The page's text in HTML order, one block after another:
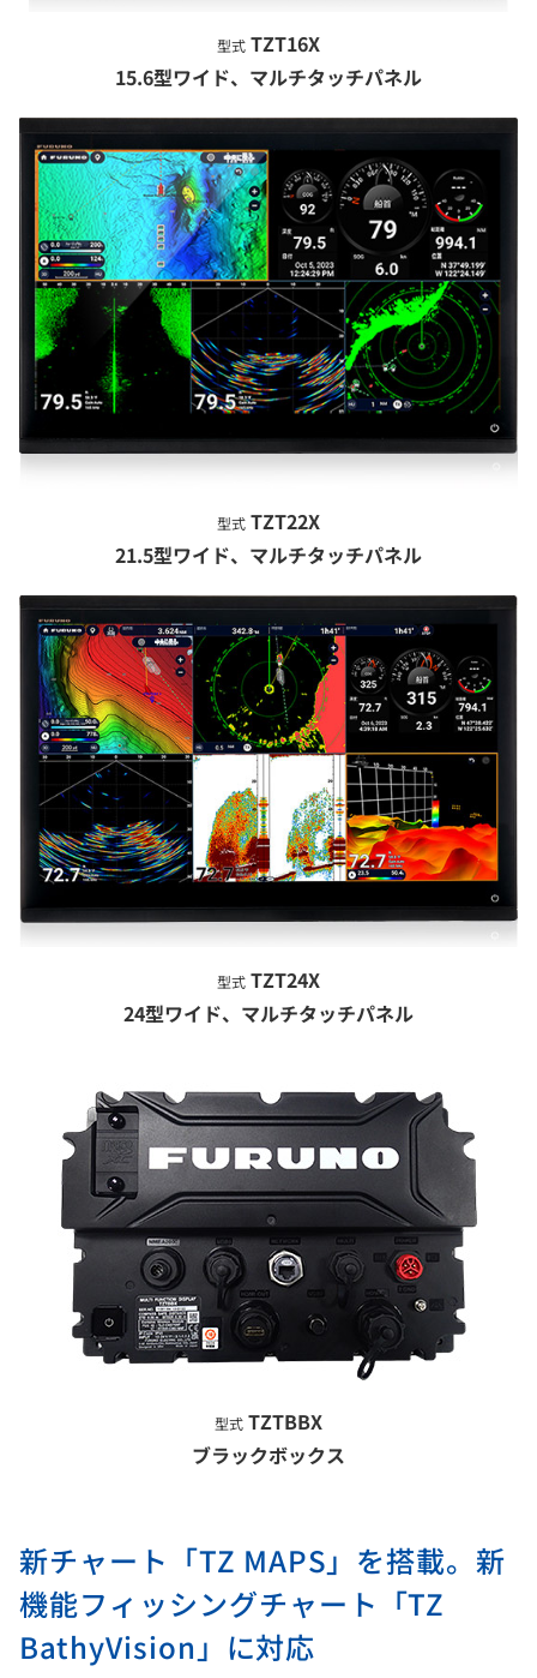
型式 TZT16X
15.6型ワイド、マルチタッチパネル
型式 TZT22X
21.5型ワイド、マルチタッチパネル
型式 TZT24X
24型ワイド、マルチタッチパネル
型式 TZTBBX
ブラックボックス
新チャート「TZ MAPS」を搭載。新
機能フィッシングチャート「TZ
BathyVision」に対応